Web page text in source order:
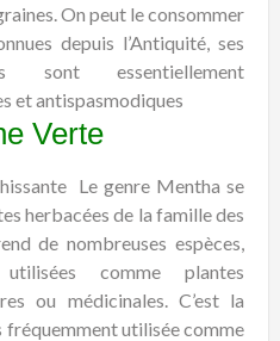
On peut le consommer
depuis l’Antiquité, ses
sont essentiellement
et antispasmodiques
Verte
Le genre Mentha se
herbacées de la famille des
de nombreuses espèces,
comme plantes
ou médicinales. C’est la
fréquemment utilisée comme